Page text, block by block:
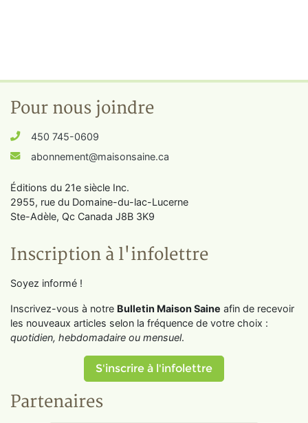
Pour nous joindre
450 745-0609
abonnement@maisonsaine.ca
Éditions du 21e siècle Inc.
2955, rue du Domaine-du-lac-Lucerne
Ste-Adèle, Qc Canada J8B 3K9
Inscription à l'infolettre
Soyez informé !
Inscrivez-vous à notre Bulletin Maison Saine afin de recevoir
les nouveaux articles selon la fréquence de votre choix :
quotidien, hebdomadaire ou mensuel.
S'inscrire à l'infolettre
Partenaires